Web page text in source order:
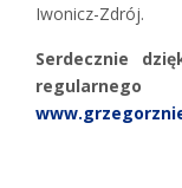
Iwonicz-Zdrój.
Serdecznie